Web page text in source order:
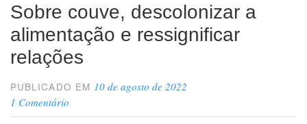
Sobre couve, descolonizar a
alimentação e ressignificar
relações
PUBLICADO EM 10 de agosto de 2022
1 Comentário